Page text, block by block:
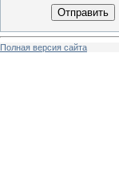
Отправить
Полная версия сайта